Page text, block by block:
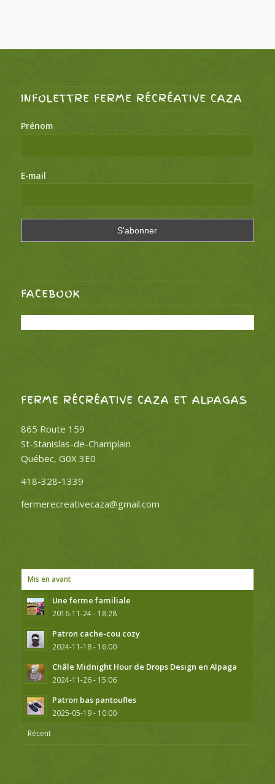
$34.99. $26.25.
INFOLETTRE FERME RÉCRÉATIVE CAZA
Prénom
E-mail
FACEBOOK
FERME RÉCRÉATIVE CAZA ET ALPAGAS
865 Route 159
St-Stanislas-de-Champlain
Québec, G0X 3E0
418-328-1339
fermerecreativecaza@gmail.com
Mis en avant
Une ferme familiale
2016-11-24 - 18:28
Patron cache-cou cozy
2024-11-18 - 16:00
Châle Midnight Hour de Drops Design en Alpaga
2024-11-26 - 15:06
Patron bas pantoufles
2025-05-19 - 10:00
Récent